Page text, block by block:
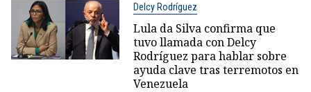
Delcy Rodríguez
Lula da Silva confirma que
tuvo llamada con Delcy
Rodríguez para hablar sobre
ayuda clave tras terremotos en
Venezuela